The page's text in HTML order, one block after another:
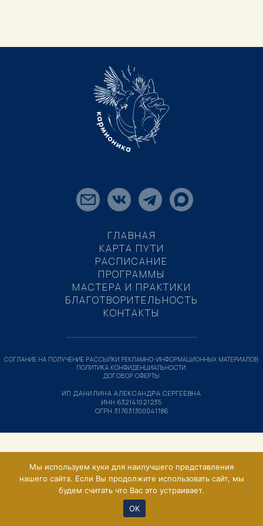
ГЛАВНАЯ
КАРТА ПУТИ
РАСПИСАНИЕ
ПРОГРАММЫ
МАСТЕРА И ПРАКТИКИ
БЛАГОТВОРИТЕЛЬНОСТЬ
КОНТАКТЫ
ИП ДАНИЛИНА АЛЕКСАНДРА СЕРГЕЕВНА
ИНН 632141021235
ОГРН 317631300041186
СОГЛАНИЕ НА ПОЛУЧЕНИЕ РАССЫЛКИ РЕКЛАМНО-ИНФОРМАЦИОННЫХ МАТЕРИАЛОВ
ПОЛИТИКА КОНФИДЕНЦИАЛЬНОСТИ
ДОГОВОР ОФЕРТЫ
Мы используем куки для наилучшего представления
нашего сайта. Если Вы продолжите использовать сайт, мы
будем считать что Вас это устраивает.
ОК